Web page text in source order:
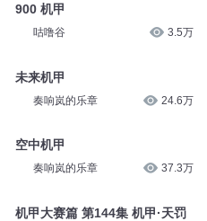
900 机甲
咕噜谷 3.5万
未来机甲
奏响岚的乐章 24.6万
空中机甲
奏响岚的乐章 37.3万
机甲大赛篇 第144集 机甲·天罚